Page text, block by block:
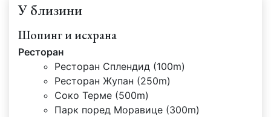
У близини
Шопинг и исхрана
Ресторан
Ресторан Сплендид (100m)
Ресторан Жупан (250m)
Соко Терме (500m)
Парк поред Моравице (300m)